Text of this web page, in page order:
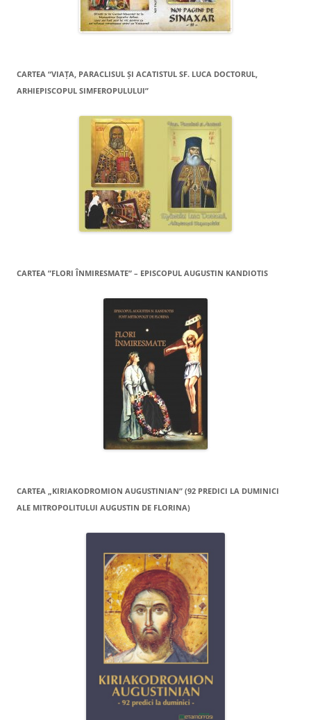
CARTEA “VIAŢA, PARACLISUL ŞI ACATISTUL SF. LUCA DOCTORUL,
ARHIEPISCOPUL SIMFEROPULULUI”
CARTEA ”FLORI ÎNMIRESMATE” – EPISCOPUL AUGUSTIN KANDIOTIS
CARTEA „KIRIAKODROMION AUGUSTINIAN” (92 PREDICI LA DUMINICI
ALE MITROPOLITULUI AUGUSTIN DE FLORINA)